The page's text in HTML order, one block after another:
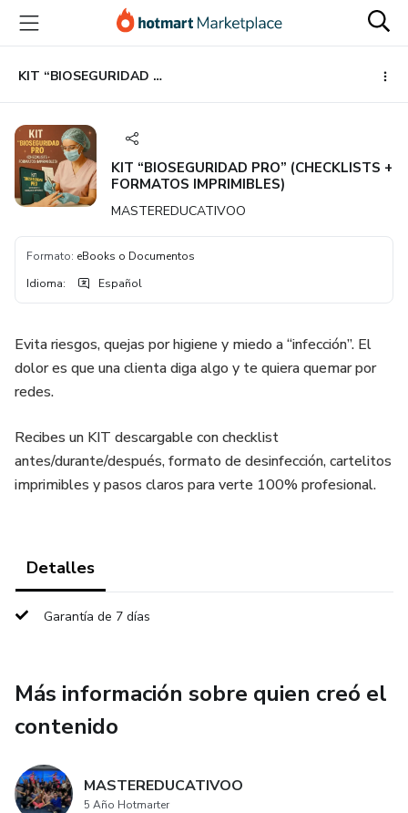
principal
página
de
página
KIT “BIOSEGURIDAD PRO” (CHECKLISTS + FORMATOS IMPRIMIBLES)
KIT “BIOSEGURIDAD PRO” (CHECKLISTS +
FORMATOS IMPRIMIBLES)
MASTEREDUCATIVOO
Formato: eBooks o Documentos
Idioma: Español
Evita riesgos, quejas por higiene y miedo a “infección”. El
dolor es que una clienta diga algo y te quiera quemar por
redes.
Recibes un KIT descargable con checklist
antes/durante/después, formato de desinfección, cartelitos
imprimibles y pasos claros para verte 100% profesional.
Detalles
Garantía de 7 días
Más información sobre quien creó el
contenido
MASTEREDUCATIVOO
5 Año Hotmarter